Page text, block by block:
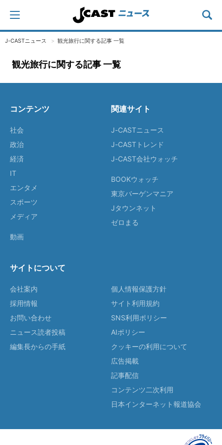
J-CASTニュース 観光旅行に関する記事 一覧
観光旅行に関する記事 一覧
コンテンツ
社会
政治
経済
IT
エンタメ
スポーツ
メディア
動画
関連サイト
J-CASTニュース
J-CASTトレンド
J-CAST会社ウォッチ
BOOKウォッチ
東京バーゲンマニア
Jタウンネット
ゼロまる
サイトについて
会社案内
採用情報
お問い合わせ
ニュース読者投稿
編集長からの手紙
個人情報保護方針
サイト利用規約
SNS利用ポリシー
AIポリシー
クッキーの利用について
広告掲載
記事配信
コンテンツ二次利用
日本インターネット報道協会